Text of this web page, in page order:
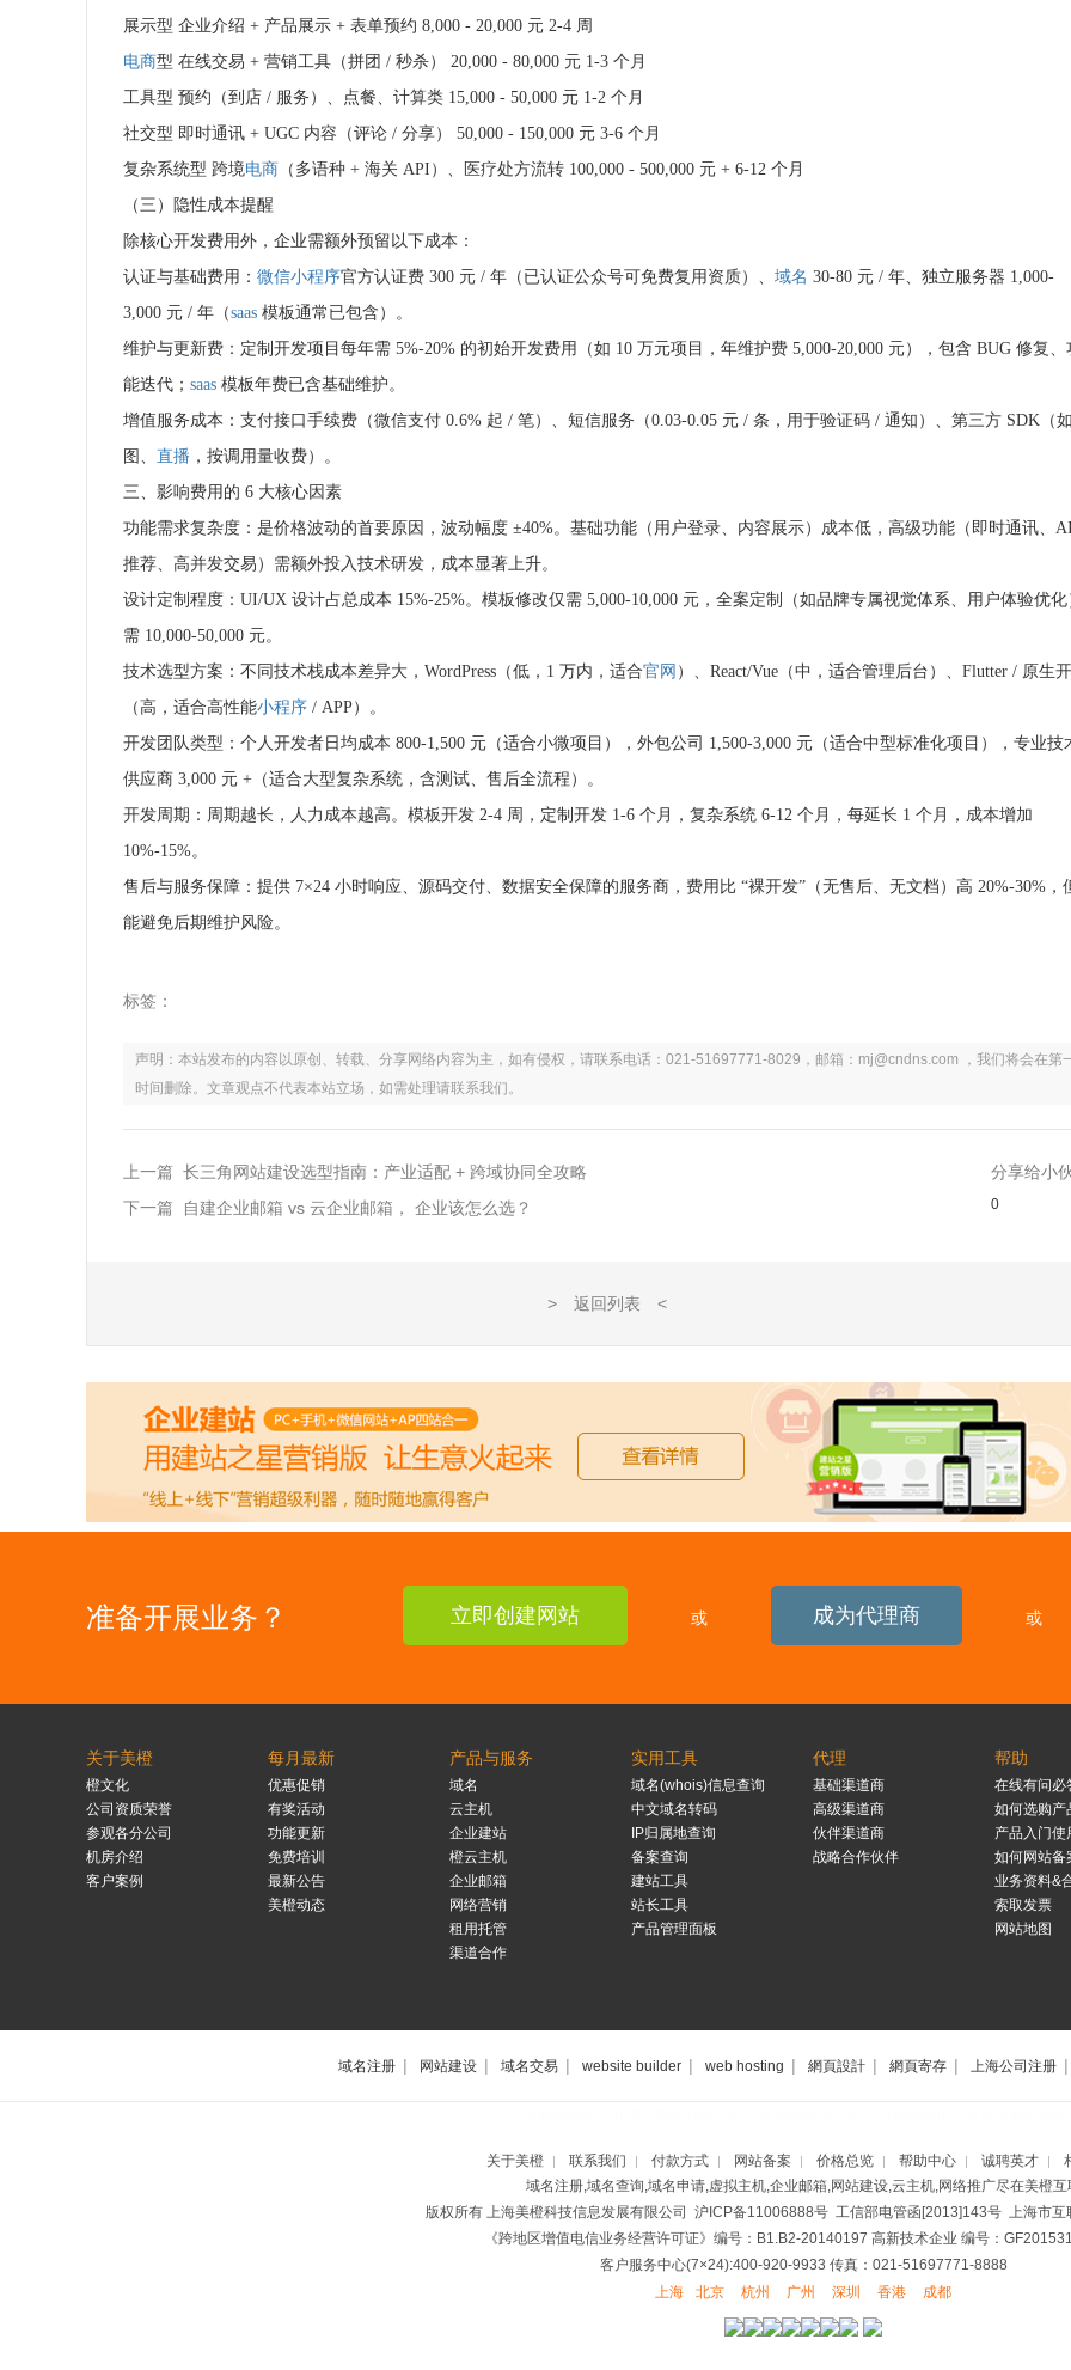
展示型 企业介绍 + 产品展示 + 表单预约 8,000 - 20,000 元 2-4 周
电商型 在线交易 + 营销工具（拼团 / 秒杀） 20,000 - 80,000 元 1-3 个月
工具型 预约（到店 / 服务）、点餐、计算类 15,000 - 50,000 元 1-2 个月
社交型 即时通讯 + UGC 内容（评论 / 分享） 50,000 - 150,000 元 3-6 个月
复杂系统型 跨境电商 （多语种 + 海关 API）、医疗处方流转 100,000 - 500,000 元 + 6-12 个月
（三）隐性成本提醒
除核心开发费用外，企业需额外预留以下成本：
认证与基础费用： 微信小程序官方认证费 300 元 / 年（已认证公众号可免费复用资质）、 域名 30-80 元 / 年、独立服务器 1,000-
3,000 元 / 年（saas 模板通常已包含）。
维护与更新费：定制开发项目每年需 5%-20% 的初始开发费用（如 10 万元项目，年维护费 5,000-20,000 元），包含 BUG 修复、
能迭代； saas 模板年费已含基础维护。
增值服务成本：支付接口手续费（微信支付 0.6% 起 / 笔）、短信服务（0.03-0.05 元 / 条，用于验证码 / 通知）、第三方 SDK（
图、 直播 ，按调用量收费）。
三、影响费用的 6 大核心因素
功能需求复杂度：是价格波动的首要原因，波动幅度 ±40%。基础功能（用户登录、内容展示）成本低，高级功能（即时通讯、
推荐、高并发交易）需额外投入技术研发，成本显著上升。
设计定制程度：UI/UX 设计占总成本 15%-25%。模板修改仅需 5,000-10,000 元，全案定制（如品牌专属视觉体系、用户体验优化
需 10,000-50,000 元。
技术选型方案：不同技术栈成本差异大，WordPress（低，1 万内，适合官网 ）、React/Vue（中，适合管理后台）、Flutter / 原生
（高，适合高性能小程序 / APP）。
开发团队类型：个人开发者日均成本 800-1,500 元（适合小微项目），外包公司 1,500-3,000 元（适合中型标准化项目），专业技
供应商 3,000 元 +（适合大型复杂系统，含测试、售后全流程）。
开发周期：周期越长，人力成本越高。模板开发 2-4 周，定制开发 1-6 个月，复杂系统 6-12 个月，每延长 1 个月，成本增加
10%-15%。
售后与服务保障：提供 7×24 小时响应、源码交付、数据安全保障的服务商，费用比 “裸开发”（无售后、无文档）高 20%-30%，
能避免后期维护风险。
标签：
声明：本站发布的内容以原创、转载、分享网络内容为主，如有侵权，请联系电话：021-51697771-8029，邮箱：mj@cndns.com ，我们将会在第
时间删除。文章观点不代表本站立场，如需处理请联系我们。
上一篇 长三角网站建设选型指南：产业适配 + 跨域协同全攻略
下一篇 自建企业邮箱 vs 云企业邮箱， 企业该怎么选？
分享给小
0
> 返回列表 <
准备开展业务？ 立即创建网站 或 成为代理商 或
关于美橙
橙文化
公司资质荣誉
参观各分公司
机房介绍
客户案例
每月最新
优惠促销
有奖活动
功能更新
免费培训
最新公告
美橙动态
产品与服务
域名
云主机
企业建站
橙云主机
企业邮箱
网络营销
租用托管
渠道合作
实用工具
域名(whois)信息查询
中文域名转码
IP归属地查询
备案查询
建站工具
站长工具
产品管理面板
代理
基础渠道商
高级渠道商
伙伴渠道商
战略合作伙伴
帮助
在线有问必
如何选购产
产品入门使
如何网站备
业务资料&
索取发票
网站地图
域名注册 | 网站建设 | 域名交易 | website builder | web hosting | 網頁設計 | 網頁寄存 | 上海公司注册 |
关于美橙 | 联系我们 | 付款方式 | 网站备案 | 价格总览 | 帮助中心 | 诚聘英才 |
域名注册,域名查询,域名申请,虚拟主机,企业邮箱,网站建设,云主机,网络推广尽在美橙互
版权所有 上海美橙科技信息发展有限公司 沪ICP备11006888号 工信部电管函[2013]143号 上海市互
《跨地区增值电信业务经营许可证》编号：B1.B2-20140197 高新技术企业 编号：
客户服务中心(7×24):400-920-9933 传真：021-51697771-8888
上海
北京 杭州 广州 深圳 香港 成都